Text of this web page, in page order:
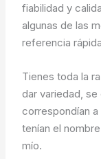
fiabilidad y
algunas de las
referencia
Tienes toda la
dar variedad,
correspondían
tenían el
mío.